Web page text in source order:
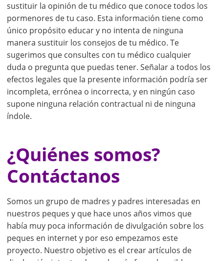
sustituir la opinión de tu médico que conoce todos los
pormenores de tu caso. Esta información tiene como
único propósito educar y no intenta de ninguna
manera sustituir los consejos de tu médico. Te
sugerimos que consultes con tu médico cualquier
duda o pregunta que puedas tener. Señalar a todos los
efectos legales que la presente información podría ser
incompleta, errónea o incorrecta, y en ningún caso
supone ninguna relación contractual ni de ninguna
índole.
¿Quiénes somos?
Contáctanos
Somos un grupo de madres y padres interesadas en
nuestros peques y que hace unos años vimos que
había muy poca información de divulgación sobre los
peques en internet y por eso empezamos este
proyecto. Nuestro objetivo es el crear artículos de